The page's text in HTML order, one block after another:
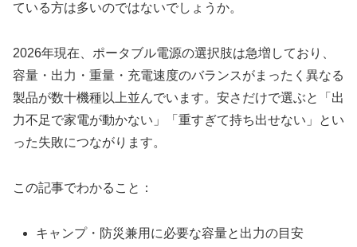
ている方は多いのではないでしょうか。
2026年現在、ポータブル電源の選択肢は急増しており、
容量・出力・重量・充電速度のバランスがまったく異なる
製品が数十機種以上並んでいます。安さだけで選ぶと「出
力不足で家電が動かない」「重すぎて持ち出せない」とい
った失敗につながります。
この記事でわかること：
キャンプ・防災兼用に必要な容量と出力の目安